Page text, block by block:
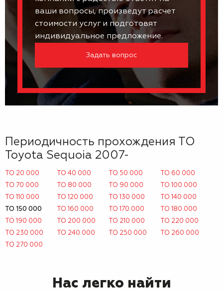
ваши вопросы, произведут расчет
стоимости услуг и подготовят
индивидуальное предложение.
Задать вопрос
Периодичность прохождения ТО
Toyota Sequoia 2007-
ТО 20 000 ТО 40 000 ТО 50 000
ТО 60 000
ТО 70 000
ТО 80 000 ТО 90 000
ТО 100 000
ТО 110 000
ТО 120 000 ТО 130 000
ТО 140 000
ТО 150 000
ТО 160 000 ТО 170 000
ТО 180 000
ТО 190 000
ТО 200 000 ТО 210 000
ТО 220 000
ТО 230 000
ТО 240 000 ТО 250 000
ТО 260 000
ТО 270 000
Нас легко найти